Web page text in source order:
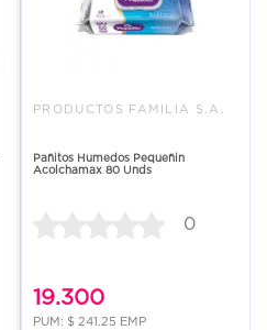
PRODUCTOS FAMILIA S.A.
Pañitos Humedos Pequeñin
Acolchamax 80 Unds
0
19.300
PUM: $ 241.25 EMP